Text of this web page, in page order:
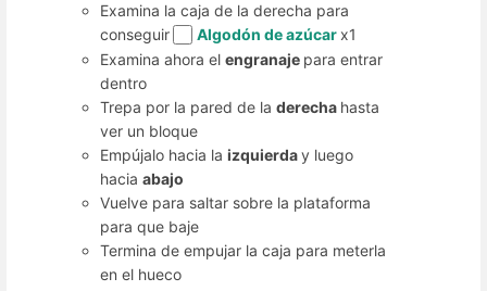
Examina la caja de la derecha para
conseguir
Algodón de azúcarx1
Examina ahora elengranaje para entrar
dentro
Trepa por la pared de laderecha hasta
ver un bloque
Empújalo hacia laizquierday luego
haciaabajo
Vuelve para saltar sobre la plataforma
para que baje
Termina de empujar la caja para meterla
en el hueco